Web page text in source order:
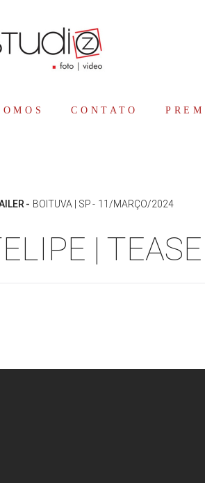
CONTATO
BOITUVA | SP 11/MARÇO/2024
|